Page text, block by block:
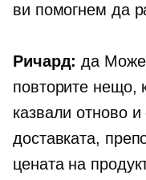
ви помогнем да
Ричард: да Може
повторите нещо,
казвали отново
доставката,
цената на